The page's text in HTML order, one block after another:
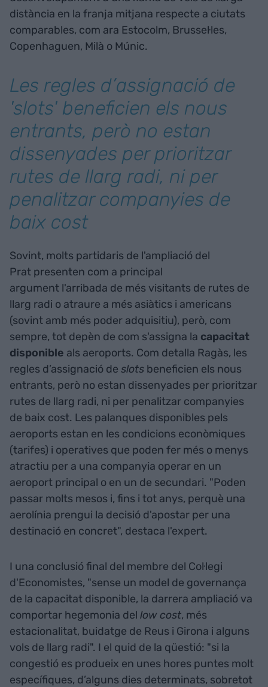
distància en la franja mitjana respecte a ciutats
comparables, com ara Estocolm, Brussel·les,
Copenhaguen, Milà o Múnic.
Les regles d’assignació de
'slots' beneficien els nous
entrants, però no estan
dissenyades per prioritzar
rutes de llarg radi, ni per
penalitzar companyies de
baix cost
Sovint, molts partidaris de l'ampliació del
Prat presenten com a principal
argument l'arribada de més visitants de rutes de
llarg radi o atraure a més asiàtics i americans
(sovint amb més poder adquisitiu), però, com
sempre, tot depèn de com s'assigna la capacitat
disponible als aeroports. Com detalla Ragàs, les
regles d’assignació de slots beneficien els nous
entrants, però no estan dissenyades per prioritzar
rutes de llarg radi, ni per penalitzar companyies
de baix cost. Les palanques disponibles pels
aeroports estan en les condicions econòmiques
(tarifes) i operatives que poden fer més o menys
atractiu per a una companyia operar en un
aeroport principal o en un de secundari. "Poden
passar molts mesos i, fins i tot anys, perquè una
aerolínia prengui la decisió d'apostar per una
destinació en concret", destaca l'expert.
I una conclusió final del membre del Col·legi
d'Economistes, "sense un model de governança
de la capacitat disponible, la darrera ampliació va
comportar hegemonia del low cost, més
estacionalitat, buidatge de Reus i Girona i alguns
vols de llarg radi". I el quid de la qüestió: "si la
congestió es produeix en unes hores puntes molt
específiques, d’alguns dies determinats, sobretot